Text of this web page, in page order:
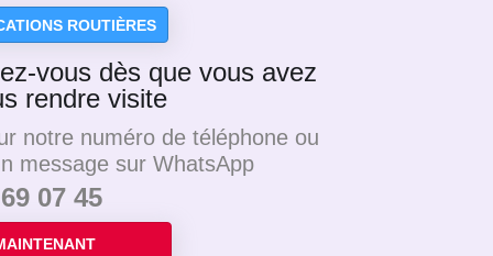
notre numéro de téléphone ou
message sur WhatsApp
07 45
ROUTIÈRES
vous dès que vous avez
rendre visite